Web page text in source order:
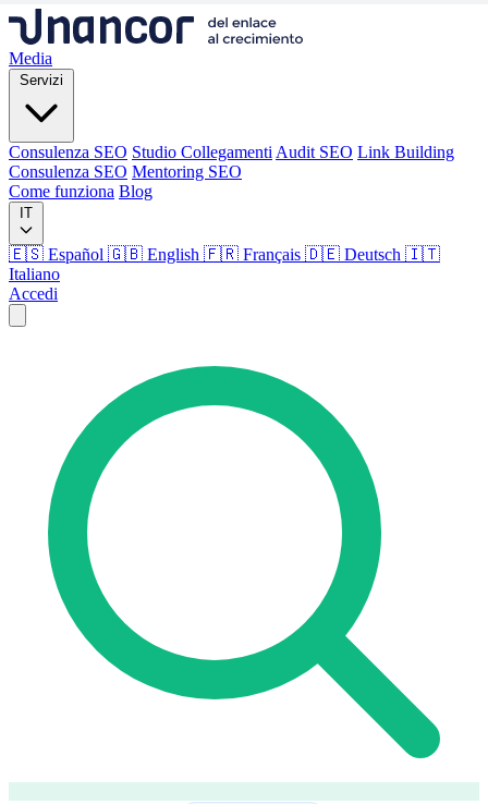
Media
Servizi
Consulenza SEO Studio Collegamenti Audit SEO Link Building
Consulenza SEO Mentoring SEO
Come funziona Blog
IT
🇪🇸 Español 🇬🇧 English 🇫🇷 Français 🇩🇪 Deutsch 🇮🇹
Italiano
Accedi
Consulenza SEO Studio Collegamenti Audit SEO
Consulenza SEO
Come funziona
Lingua
🇪🇸 ES
🇬🇧 EN
Accedi